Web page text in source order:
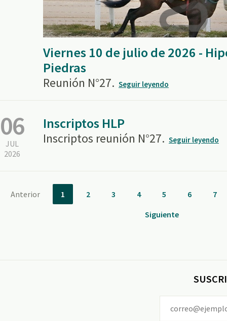
Viernes 10 de julio de 2026 -
Piedras
Reunión N°27. Seguir leyendo
06
JUL
2026
Inscriptos HLP
Inscriptos reunión N°27. Seguir leyendo
Anterior 1 2 3 4 5 6
7
Siguiente